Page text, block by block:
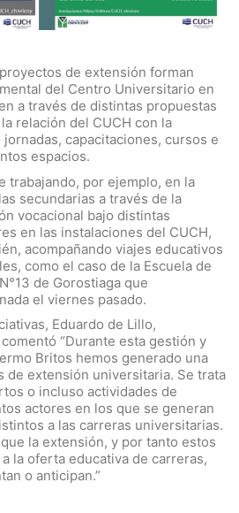
de extensión forman
del Centro Universitario en
a través de distintas propuestas
relación del CUCH con la
capacitaciones, cursos e
espacios.
trabajando, por ejemplo, en la
secundarias a través de la
vocacional bajo distintas
en las instalaciones del CUCH,
acompañando viajes educativos
como el caso de la Escuela de
de Gorostiaga que
el viernes pasado.
Eduardo de Lillo,
“Durante esta gestión y
Britos hemos generado una
de extensión universitaria. Se trata
o incluso actividades de
actores en los que se generan
a las carreras universitarias.
la extensión, y por tanto estos
la oferta educativa de carreras,
o anticipan.”